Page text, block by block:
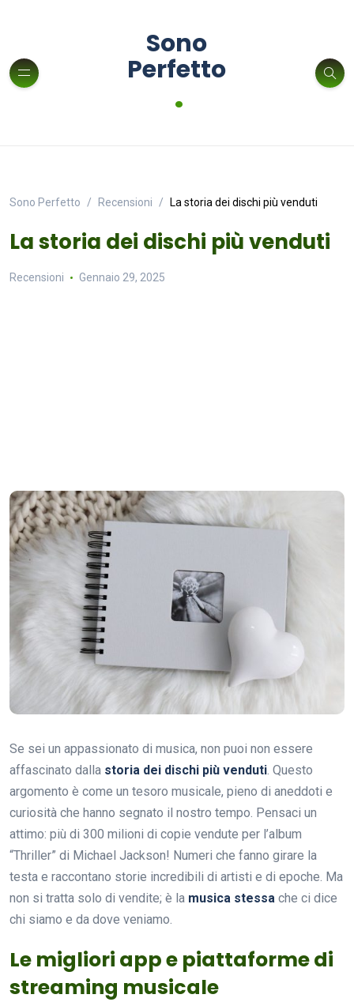
Sono
Perfetto
.
Sono Perfetto Recensioni La storia dei dischi più venduti
La storia dei dischi più venduti
Recensioni Gennaio 29, 2025
Se sei un appassionato di musica, non puoi non essere
affascinato dalla storia dei dischi più venduti. Questo
argomento è come un tesoro musicale, pieno di aneddoti e
curiosità che hanno segnato il nostro tempo. Pensaci un
attimo: più di 300 milioni di copie vendute per l’album
“Thriller” di Michael Jackson! Numeri che fanno girare la
testa e raccontano storie incredibili di artisti e di epoche. Ma
non si tratta solo di vendite; è la musica stessa che ci dice
chi siamo e da dove veniamo.
Le migliori app e piattaforme di
streaming musicale